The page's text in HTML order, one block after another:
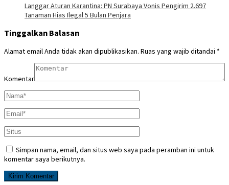
Langgar Aturan Karantina: PN Surabaya Vonis Pengirim 2.697
Tanaman Hias Ilegal 5 Bulan Penjara
Tinggalkan Balasan
Alamat email Anda tidak akan dipublikasikan. Ruas yang wajib ditandai *
Komentar
Simpan nama, email, dan situs web saya pada peramban ini untuk
komentar saya berikutnya.